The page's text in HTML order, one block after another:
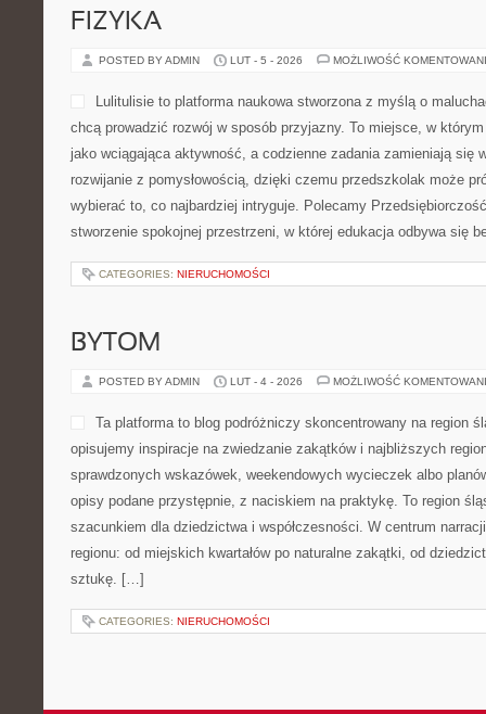
FIZYKA
POSTED BY ADMIN LUT - 5 - 2026 MOŻLIWOŚĆ
Lulitulisie to platforma naukowa stworzona z myślą o
chcą prowadzić rozwój w sposób przyjazny. To miejsce, w
jako wciągająca aktywność, a codzienne zadania zamieniają się
rozwijanie z pomysłowością, dzięki czemu przedszkolak może
wybierać to, co najbardziej intryguje. Polecamy
stworzenie spokojnej przestrzeni, w której edukacja odbywa się
CATEGORIES: NIERUCHOMOŚCI
BYTOM
POSTED BY ADMIN LUT - 4 - 2026 MOŻLIWOŚĆ
Ta platforma to blog podróżniczy skoncentrowany na region
opisujemy inspiracje na zwiedzanie zakątków i najbliższych
sprawdzonych wskazówek, weekendowych wycieczek albo
opisy podane przystępnie, z naciskiem na praktykę. To region
szacunkiem dla dziedzictwa i współczesności. W centrum
regionu: od miejskich kwartałów po naturalne zakątki, od
sztukę. […]
CATEGORIES: NIERUCHOMOŚCI